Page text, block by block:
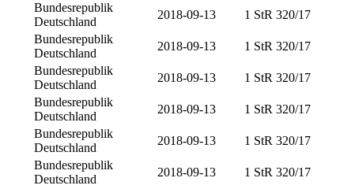
Bundesrepublik
Deutschland
2018-09-13 1 StR 320/17
Bundesrepublik
Deutschland
2018-09-13 1 StR 320/17
Bundesrepublik
Deutschland
2018-09-13 1 StR 320/17
Bundesrepublik
Deutschland
2018-09-13 1 StR 320/17
Bundesrepublik
Deutschland
2018-09-13 1 StR 320/17
Bundesrepublik
Deutschland
2018-09-13 1 StR 320/17